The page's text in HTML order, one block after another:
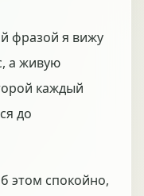
фразой я вижу
а живую
каждый
до
этом спокойно,